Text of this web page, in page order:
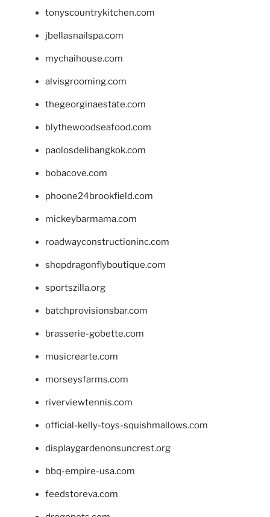
tonyscountrykitchen.com
jbellasnailspa.com
mychaihouse.com
alvisgrooming.com
thegeorginaestate.com
blythewoodseafood.com
paolosdelibangkok.com
bobacove.com
phoone24brookfield.com
mickeybarmama.com
roadwayconstructioninc.com
shopdragonflyboutique.com
sportszilla.org
batchprovisionsbar.com
brasserie-gobette.com
musicrearte.com
morseysfarms.com
riverviewtennis.com
official-kelly-toys-squishmallows.com
displaygardenonsuncrest.org
bbq-empire-usa.com
feedstoreva.com